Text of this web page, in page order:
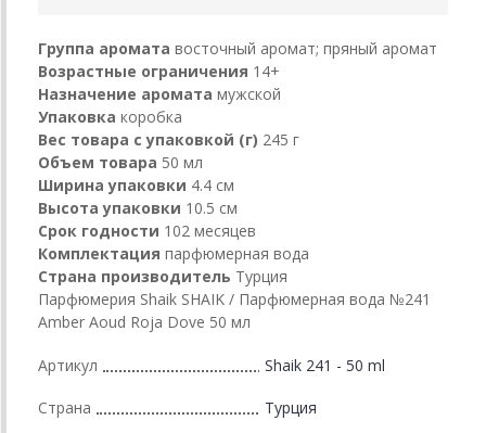
Группа аромата восточный аромат; пряный аромат
Возрастные ограничения 14+
Назначение аромата мужской
Упаковка коробка
Вес товара с упаковкой (г) 245 г
Объем товара 50 мл
Ширина упаковки 4.4 см
Высота упаковки 10.5 см
Срок годности 102 месяцев
Комплектация парфюмерная вода
Страна производитель Турция
Парфюмерия Shaik SHAIK / Парфюмерная вода №241
Amber Aoud Roja Dove 50 мл
Артикул Shaik 241 - 50 ml
Страна Турция